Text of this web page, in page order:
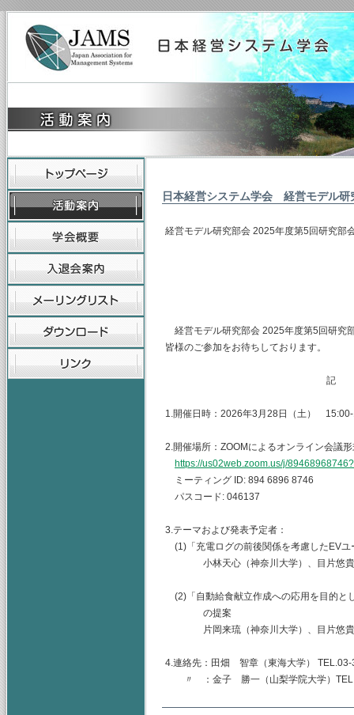
日本経営システム学会 経営モデル研
経営モデル研究部会 2025年度第5回研究部
経営モデル研究部会 2025年度第5回研究
皆様のご参加をお待ちしております。
記
1.開催日時：2026年3月28日（土）
2.開催場所：ZOOMによるオンライン会議
https://us02web.zoom.us/j/
ミーティング ID: 894 6896 8746
パスコード: 046137
3.テーマおよび発表予定者：
(1)「充電ログの前後関係を考慮したEVユ
小林天心（神奈川大学）、目片悠貴（
(2)「自動給食献立作成への応用を目的と
の提案
片岡来琉（神奈川大学）、目片悠貴（
4.連絡先：田畑 智章（東海大学）
〃 ：金子 勝一（山梨学院大学）